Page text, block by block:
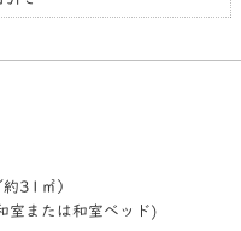
31㎡）
室または和室ベッド)